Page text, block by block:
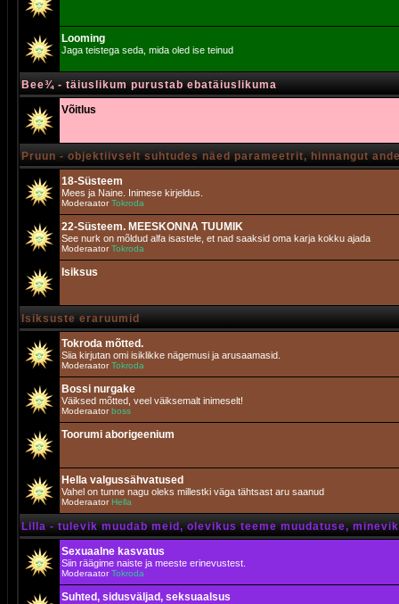
Looming
Jaga teistega seda, mida oled ise teinud
Bee¾ - täiuslikum purustab ebatäiuslikuma
Võitlus
Pruun - objektiivselt suhtudes näed parameetrit, hinnangut
18-Süsteem
Mees ja Naine. Inimese kirjeldus.
ModeraatorTokroda
22-Süsteem. MEESKONNA TUUMIK
See nurk on mõldud alfa isastele, et nad saaksid oma karja kokku ajada
ModeraatorTokroda
Isiksus
Isiksuste eraruumid
Tokroda mõtted.
Siia kirjutan omi isiklikke nägemusi ja arusaamasid.
ModeraatorTokroda
Bossi nurgake
Väiksed mõtted, veel väiksemalt inimeselt!
Moderaatorboss
Toorumi aborigeenium
Hella valgussähvatused
Vahel on tunne nagu oleks millestki väga tähtsast aru saanud
Moderaator Hella
Lilla - tulevik muudab meid, olevikus teeme muudatuse,
Sexuaalne kasvatus
Siin räägime naiste ja meeste erinevustest.
ModeraatorTokroda
Suhted, sidusväljad, seksuaalsus